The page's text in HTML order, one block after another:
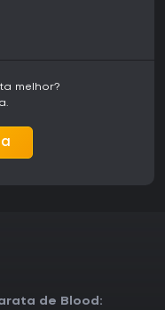
melhor?
de Blood: